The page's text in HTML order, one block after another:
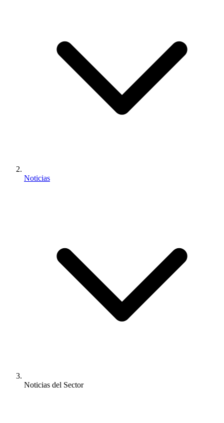
Noticias
Noticias del Sector